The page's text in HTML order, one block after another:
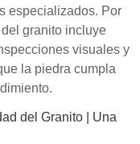
especializados. Por
granito incluye
visuales y
la piedra cumpla
del Granito | Una